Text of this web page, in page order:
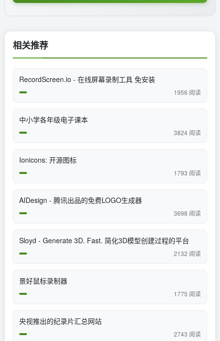
相关推荐
RecordScreen.io - 在线屏幕录制工具 免安装
1956 阅读
中小学各年级电子课本
3824 阅读
Ionicons: 开源图标
1793 阅读
AIDesign - 腾讯出品的免费LOGO生成器
3698 阅读
Sloyd - Generate 3D. Fast. 简化3D模型创建过程的平台
2132 阅读
景好鼠标录制器
1775 阅读
央视推出的纪录片汇总网站
2743 阅读